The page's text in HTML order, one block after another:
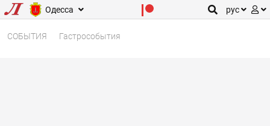
Одесса рус
СОБЫТИЯ Гастрособытия